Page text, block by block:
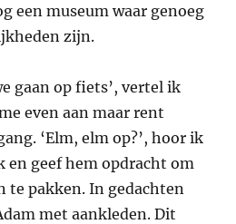
een museum waar genoeg
zijn.
gaan op fiets’, vertel ik
even aan maar rent
‘Elm, elm op?’, hoor ik
en geef hem opdracht om
te pakken. In gedachten
met aankleden. Dit